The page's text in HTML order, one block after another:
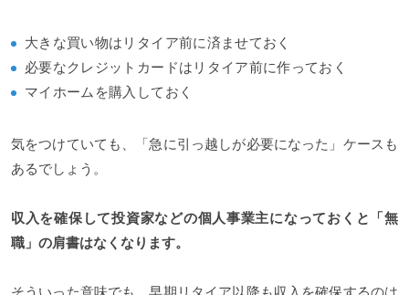
大きな買い物はリタイア前に済ませておく
必要なクレジットカードはリタイア前に作っておく
マイホームを購入しておく
気をつけていても、「急に引っ越しが必要になった」ケースも
あるでしょう。
収入を確保して投資家などの個人事業主になっておくと「無
職」の肩書はなくなります。